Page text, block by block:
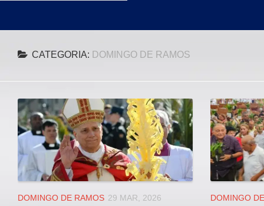
Politica
Local
Deportes
JUDICIAL
ÁREA METROPOLITANA
REGIONAL
DEPARTAMENTAL
CATEGORIA: DOMINGO DE RAMOS
DOMINGO DE RAMOS 29 MAR, 2026 DOMINGO